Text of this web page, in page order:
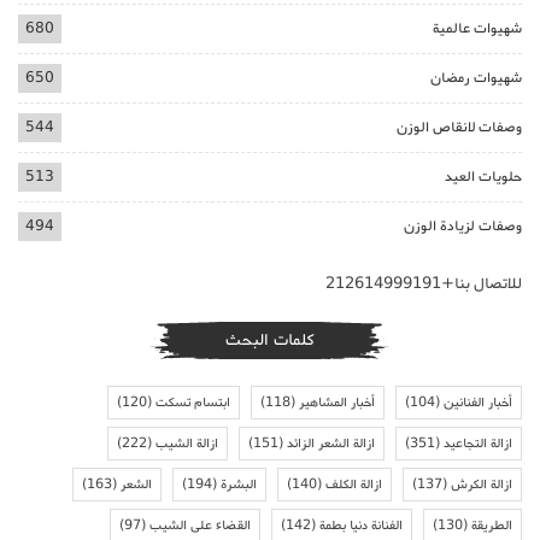
شهيوات عالمية 680
شهيوات رمضان 650
وصفات لانقاص الوزن 544
حلويات العيد 513
وصفات لزيادة الوزن 494
للاتصال بنا+212614999191
كلمات البحث
أخبار الفنانين(104) أخبار المشاهير(118) ابتسام تسكت(120)
ازالة التجاعيد(351) ازالة الشعر الزائد(151) ازالة الشيب(222)
ازالة الكرش(137) ازالة الكلف(140) البشرة(194) الشعر(163)
الطريقة(130) الفنانة دنيا بطمة(142) القضاء على الشيب(97)